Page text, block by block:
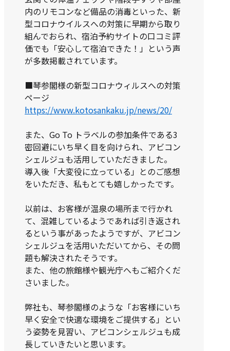
内のリモコンなど備品の消毒といった、新
型コロナウイルスへの対策に早期から取り
組んでおられ、宿泊予約サイトの口コミ評
価でも「安心して宿泊できた！」という声
が多数掲載されています。
■琴参閣様の新型コロナウィルスへの対策
ページ
https://www.kotosankaku.jp/news/20/
また、Go To トラベルの参加条件である3
密回避にいち早く目を向けられ、アビコン
シェルジュも活用していただきました。
導入後「大変役に立っている」とのご感想
をいただき、私もとても嬉しかったです。
以前は、お客様が温泉の場所まで行かれ
て、混雑しているようであれば引き返され
るという事があったようですが、アビコン
シェルジュを活用いただいてから、その問
題も解決されたそうです。
また、他の旅館様や観光庁へもご紹介くだ
さいました。
弊社も、琴参閣様のような「お客様にいち
早く安全で快適な環境をご提供する」とい
う姿勢を見習い、アビコンシェルジュも成
長していきたいと思います。